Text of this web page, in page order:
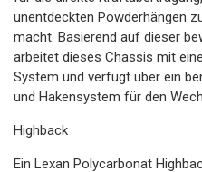
unentdeckten Powderhängen
macht. Basierend auf dieser
arbeitet dieses Chassis mit
System und verfügt über ein
und Hakensystem für den
Highback
Ein Lexan Polycarbonat